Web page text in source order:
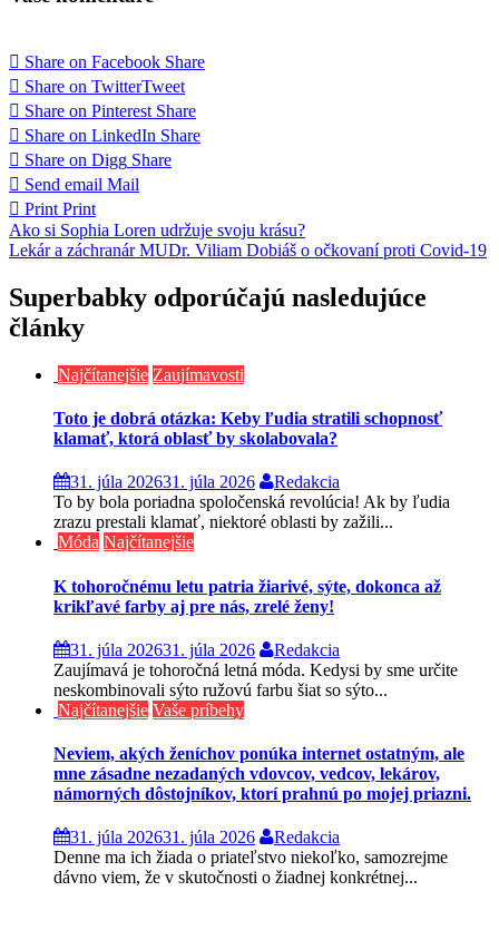
Share on Facebook Share
Share on TwitterTweet
Share on Pinterest Share
Share on LinkedIn Share
Share on Digg Share
Send email Mail
Print Print
Navigácia
v
článku
Ako si Sophia Loren udržuje svoju krásu?
Lekár a záchranár MUDr. Viliam Dobiáš o očkovaní proti Covid-19
Superbabky odporúčajú nasledujúce
články
Najčítanejšie Zaujímavosti
Toto je dobrá otázka: Keby ľudia stratili schopnosť
klamať, ktorá oblasť by skolabovala?
31. júla 202631. júla 2026
Redakcia
To by bola poriadna spoločenská revolúcia! Ak by ľudia
zrazu prestali klamať, niektoré oblasti by zažili...
Móda Najčítanejšie
K tohoročnému letu patria žiarivé, sýte, dokonca až
krikľavé farby aj pre nás, zrelé ženy!
31. júla 202631. júla 2026
Redakcia
Zaujímavá je tohoročná letná móda. Kedysi by sme určite
neskombinovali sýto ružovú farbu šiat so sýto...
Najčítanejšie Vaše príbehy
Neviem, akých ženíchov ponúka internet ostatným, ale
mne zásadne nezadaných vdovcov, vedcov, lekárov,
námorných dôstojníkov, ktorí prahnú po mojej priazni.
31. júla 202631. júla 2026
Redakcia
Denne ma ich žiada o priateľstvo niekoľko, samozrejme
dávno viem, že v skutočnosti o žiadnej konkrétnej...